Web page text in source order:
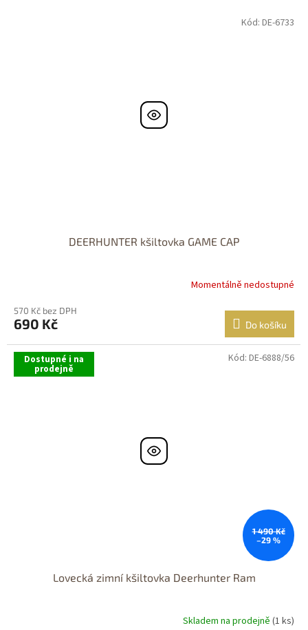
DEERHUNTER kšiltovka GAME CAP
Momentálně nedostupné
570 Kč bez DPH
690 Kč Do košíku
Kód: DE-6733
Dostupné i na
prodejně
1 490 Kč
–29 %
Lovecká zimní kšiltovka Deerhunter Ram
Skladem na prodejně (1 ks)
Kód: DE-6888/56